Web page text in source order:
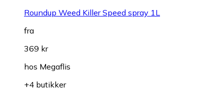
Roundup Weed Killer Speed spray 1L
fra
369 kr
hos Megaflis
+4 butikker